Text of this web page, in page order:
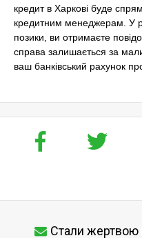
кредит в Харкові буде
кредитним менеджерам. У
позики, ви отримаєте
справа залишається за
ваш банківський рахунок
Стали жертвою